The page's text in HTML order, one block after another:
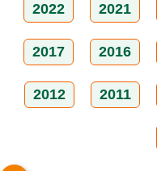
2022 2021
2017 2016
2012 2011